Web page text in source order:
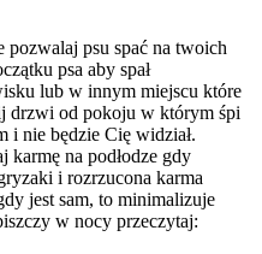
pozwalaj psu spać na twoich
psa aby spał
lub w innym miejscu które
drzwi od pokoju w którym śpi
i nie będzie Cię widział.
karmę na podłodze gdy
i rozrzucona karma
jest sam, to minimalizuje
w nocy przeczytaj: